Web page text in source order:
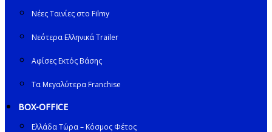
Νέες Ταινίες στο Filmy
Νεότερα Ελληνικά Trailer
Αφίσες Εκτός Βάσης
Τα Μεγαλύτερα Franchise
BOX-OFFICE
Ελλάδα Τώρα – Κόσμος Φέτος